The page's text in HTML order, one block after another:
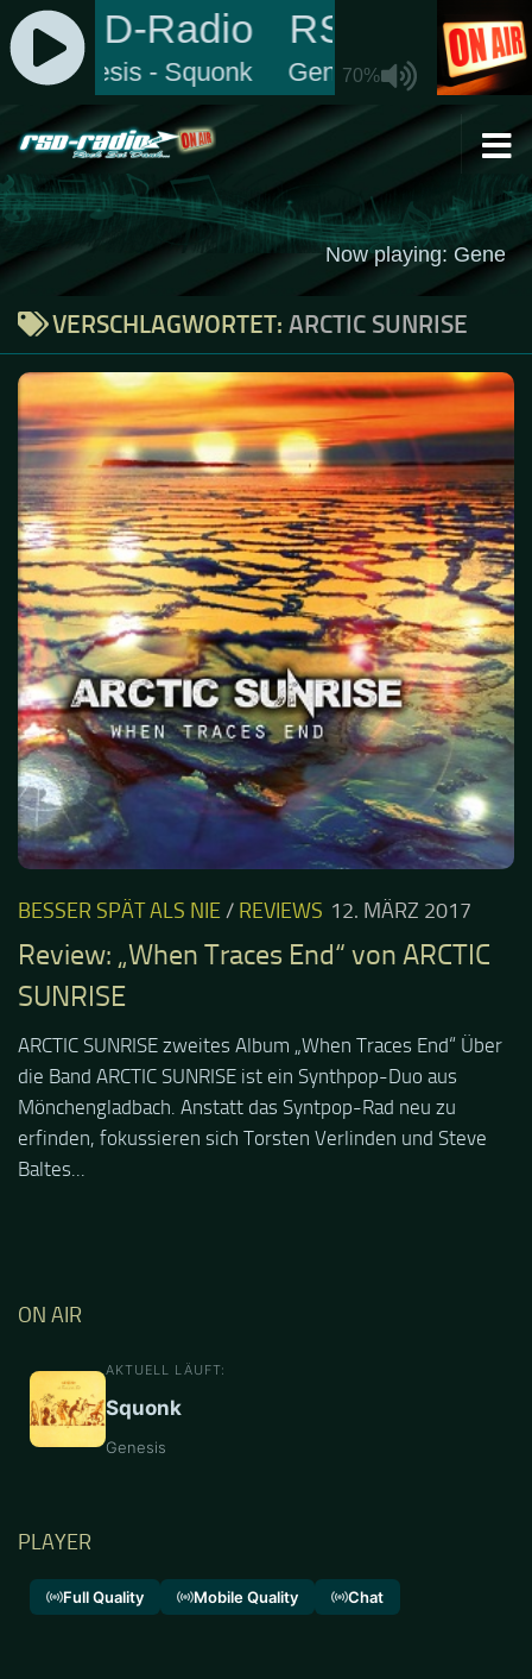
Zum Inhalt springen
VERSCHLAGWORTET: ARCTIC SUNRISE
BESSER SPÄT ALS NIE / REVIEWS 12. MÄRZ 2017
Review: „When Traces End“ von ARCTIC
SUNRISE
ARCTIC SUNRISE zweites Album „When Traces End“ Über
die Band ARCTIC SUNRISE ist ein Synthpop-Duo aus
Mönchengladbach. Anstatt das Syntpop-Rad neu zu
erfinden, fokussieren sich Torsten Verlinden und Steve
Baltes...
ON AIR
AKTUELL LÄUFT:
Squonk
Genesis
PLAYER
Full Quality Mobile Quality Chat